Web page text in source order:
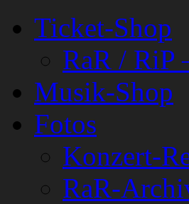
Ticket-Shop
RaR / RiP
Musik-Shop
Fotos
Konzert-
RaR-